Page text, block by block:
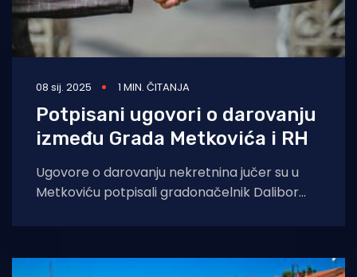
08 sij. 2025 1 MIN. ČITANJA
Potpisani ugovori o darovanju
između Grada Metkovića i RH
Ugovore o darovanju nekretnina jučer su u
Metkoviću potpisali gradonačelnik Dalibor
prostornoga uređenja,